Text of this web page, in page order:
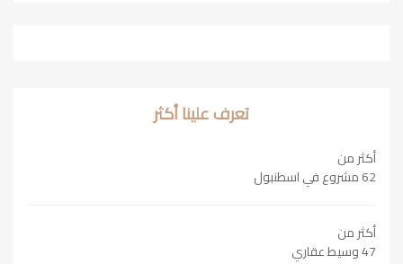
تعرف علينا أكثر
أكثر من
62 مشروع في اسطنبول
أكثر من
47 وسيط عقاري